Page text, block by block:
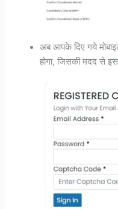
अब आपके दिए गये
होगा, जिसकी मदद से